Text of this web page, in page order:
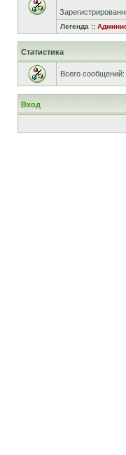
Легенда ::
Статистика
Всего сообщений:
Вход